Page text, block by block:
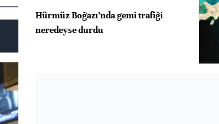
Hürmüz Boğazı’nda gemi trafiği
neredeyse durdu